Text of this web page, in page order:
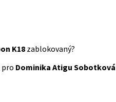
K18 zablokovaný?
pro Dominika Atigu Sobotková